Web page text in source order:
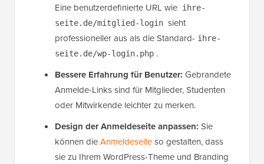
Eine benutzerdefinierte URL wie ihre-
seite.de/mitglied-login sieht
professioneller aus als die Standard- ihre-
seite.de/wp-login.php .
Bessere Erfahrung für Benutzer: Gebrandete
Anmelde-Links sind für Mitglieder, Studenten
oder Mitwirkende leichter zu merken.
Design der Anmeldeseite anpassen: Sie
können dieAnmeldeseiteso gestalten, dass
sie zu Ihrem WordPress-Theme und Branding